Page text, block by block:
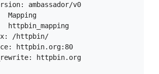
ambassador/v0
Mapping
httpbin_mapping
/httpbin/
httpbin.org:80
httpbin.org